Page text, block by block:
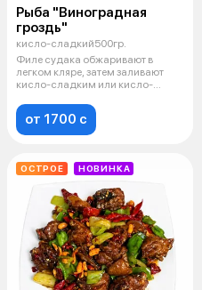
Рыба "Виноградная
гроздь"
кисло-сладкий500гр.
Филе судака обжаривают в
легком кляре, затем заливают
кисло-сладким или кисло-
от 1700 c
ОСТРОЕ НОВИНКА